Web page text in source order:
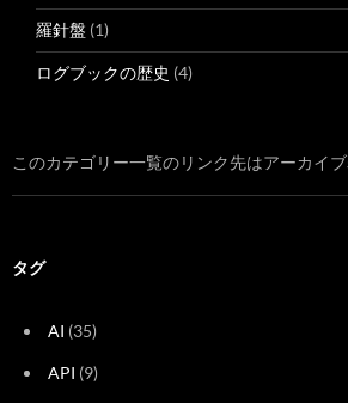
羅針盤 (1)
ログブックの歴史 (4)
このカテゴリー一覧のリンク先はアーカイブ
タグ
AI (35)
API (9)